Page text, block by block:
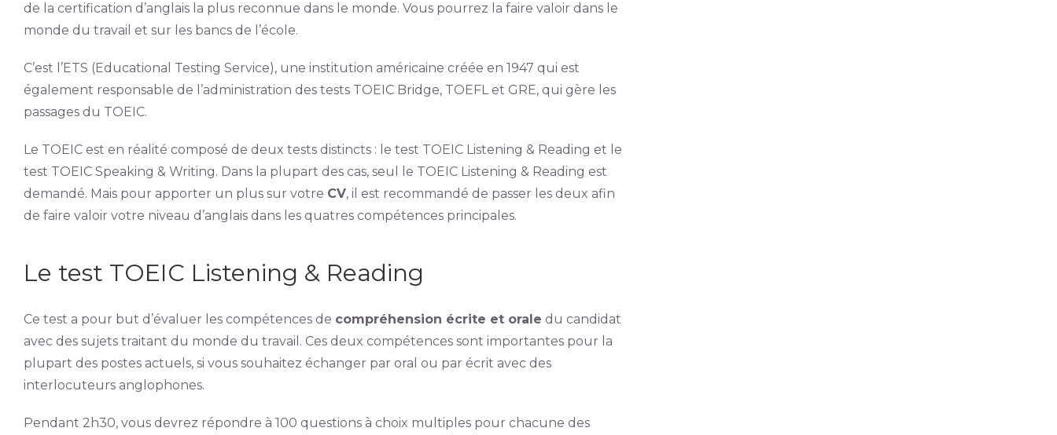
de la certification d’anglais la plus reconnue dans le monde. Vous pourrez la faire valoir dans le
monde du travail et sur les bancs de l’école.
C’est l’ETS (Educational Testing Service), une institution américaine créée en 1947 qui est
également responsable de l’administration des tests TOEIC Bridge, TOEFL et GRE, qui gère les
passages du TOEIC.
Le TOEIC est en réalité composé de deux tests distincts : le test TOEIC Listening & Reading et le
test TOEIC Speaking & Writing. Dans la plupart des cas, seul le TOEIC Listening & Reading est
demandé. Mais pour apporter un plus sur votre CV, il est recommandé de passer les deux afin
de faire valoir votre niveau d’anglais dans les quatres compétences principales.
Le test TOEIC Listening & Reading
Ce test a pour but d’évaluer les compétences de compréhension écrite et orale du candidat
avec des sujets traitant du monde du travail. Ces deux compétences sont importantes pour la
plupart des postes actuels, si vous souhaitez échanger par oral ou par écrit avec des
interlocuteurs anglophones.
Pendant 2h30, vous devrez répondre à 100 questions à choix multiples pour chacune des